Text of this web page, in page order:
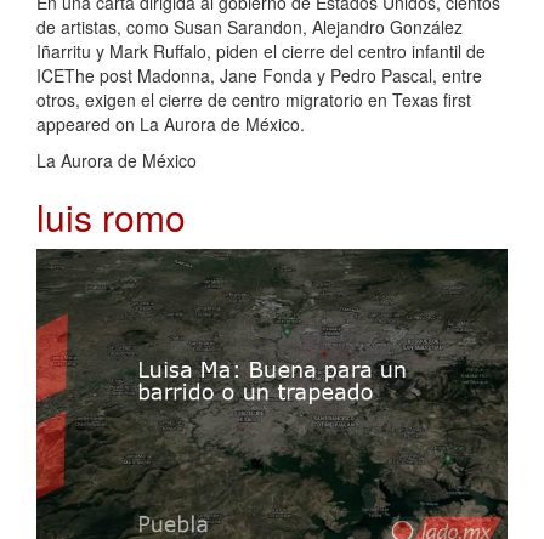
de artistas, como Susan Sarandon, Alejandro González
Iñarritu y Mark Ruffalo, piden el cierre del centro infantil de
ICEThe post Madonna, Jane Fonda y Pedro Pascal, entre
otros, exigen el cierre de centro migratorio en Texas first
appeared on La Aurora de México.
La Aurora de México
luis romo